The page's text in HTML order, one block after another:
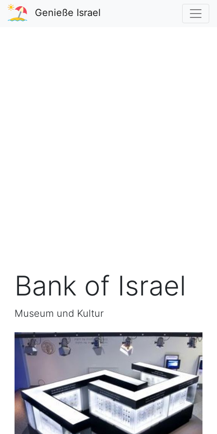
Genieße Israel
Bank of Israel
Museum und Kultur